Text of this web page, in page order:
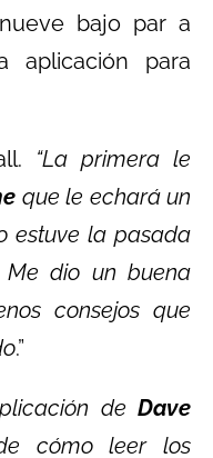
bajo par a
para
“La primera le
que le echará un
estuve la pasada
Me dio un buena
consejos que
.”
de Dave
cómo leer los